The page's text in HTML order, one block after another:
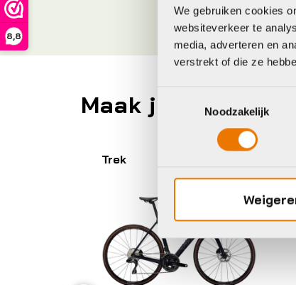
We gebruiken cookies
websiteverkeer te
media, adverteren en
verstrekt of die ze
Noodzakelijk
8,8
Maak je fiets
Trek